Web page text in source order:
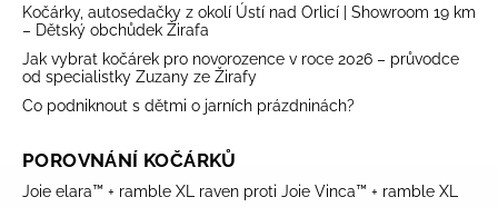
Kočárky, autosedačky z okolí Ústí nad Orlicí | Showroom 19 km
– Dětský obchůdek Žirafa
Jak vybrat kočárek pro novorozence v roce 2026 – průvodce
od specialistky Zuzany ze Žirafy
Co podniknout s dětmi o jarních prázdninách?
POROVNÁNÍ KOČÁRKŮ
Joie elara™ + ramble XL raven proti Joie Vinca™ + ramble XL